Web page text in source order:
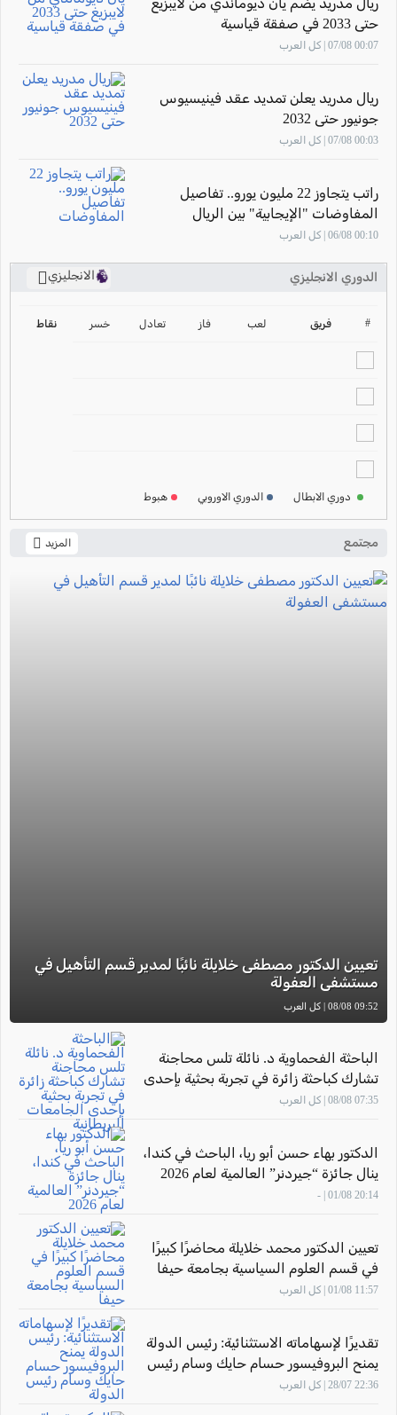
حتى 2033 في صفقة قياسية
00:07 07/08 | كل العرب
ريال مدريد يعلن تمديد عقد فينيسيوس
جونيور حتى 2032
00:03 07/08 | كل العرب
راتب يتجاوز 22 مليون يورو.. تفاصيل
المفاوضات "الإيجابية" بين الريال
وفينيسيوس
00:10 06/08 | كل العرب
الدوري الانجليزي
الانجليزي
2024-2025
ترتيب الدوري الايطالي
# فريق لعب فاز تعادل خسر نقاط
دوري الابطال الدوري الاوروبي هبوط
مجتمع المزيد
تعيين الدكتور مصطفى خلايلة نائبًا لمدير قسم التأهيل في
مستشفى العفولة
09:52 08/08 | كل العرب
الباحثة الفحماوية د. نائلة تلس محاجنة
تشارك كباحثة زائرة في تجربة بحثية بإحدى
الجامعات البريطانية
07:35 08/08 | كل العرب
الدكتور بهاء حسن أبو ريا، الباحث في كندا،
ينال جائزة “جيردنر” العالمية لعام 2026
20:14 01/08 | -
تعيين الدكتور محمد خلايلة محاضرًا كبيرًا
في قسم العلوم السياسية بجامعة حيفا
11:57 01/08 | كل العرب
تقديرًا لإسهاماته الاستثنائية: رئيس الدولة
يمنح البروفيسور حسام حايك وسام رئيس
الدولة
22:36 28/07 | كل العرب